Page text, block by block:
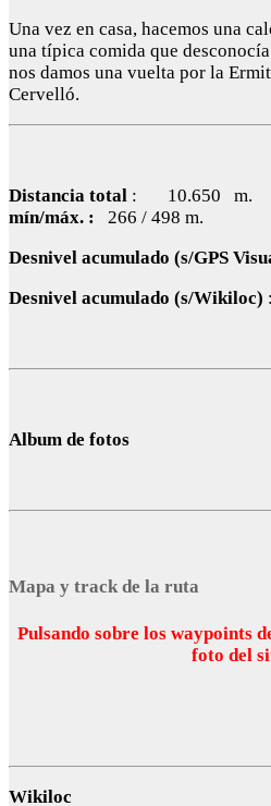
Una vez en casa, hacemos una
una típica comida que
nos damos una vuelta por la
Cervelló.
Distancia total : 10.650 m
mín/máx. :
266 / 498 m.
Desnivel acumulado (s/GPS
Desnivel acumulado (s/Wikiloc)
Album de fotos
Mapa y track de la ruta
Pulsando sobre los waypoints
foto del
Wikiloc